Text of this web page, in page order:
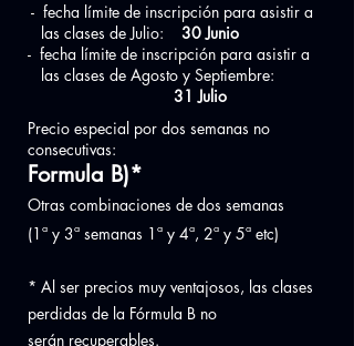
- fecha límite de inscripción para asistir a
las clases de Julio: 30 Junio
- fecha límite de inscripción para asistir a
las clases de Agosto y Septiembre:
31 Julio
Precio especial por dos semanas no
consecutivas:
Formula B)*
Otras combinaciones de dos semanas
(1ª y 3ª semanas 1ª y 4ª, 2ª y 5ª etc)
* Al ser precios muy ventajosos, las clases
perdidas de la Fórmula B no
serán recuperables.